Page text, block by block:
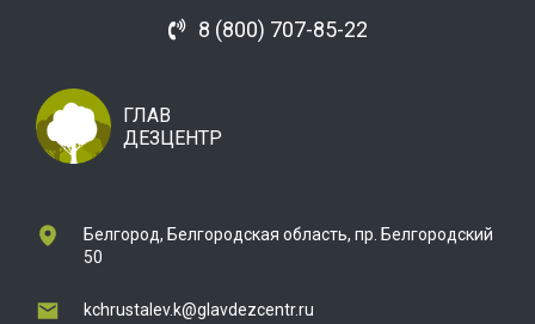
8 (800) 707-85-22
ГЛАВ
ДЕЗЦЕНТР
Белгород, Белгородская область, пр. Белгородский
50
kchrustalev.k@glavdezcentr.ru